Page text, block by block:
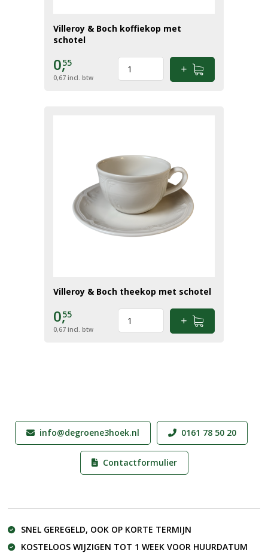
Villeroy & Boch koffiekop met
schotel
0,55
0,67 incl. btw
Villeroy & Boch theekop met schotel
0,55
0,67 incl. btw
info@degroene3hoek.nl 0161 78 50 20
Contactformulier
SNEL GEREGELD, OOK OP KORTE TERMIJN
KOSTELOOS WIJZIGEN TOT 1 WEEK VOOR HUURDATUM